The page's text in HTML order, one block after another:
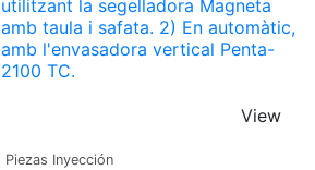
utilitzant la segelladora Magneta
amb taula i safata. 2) En automàtic,
amb l'envasadora vertical Penta-
2100 TC.
View
Piezas Inyección